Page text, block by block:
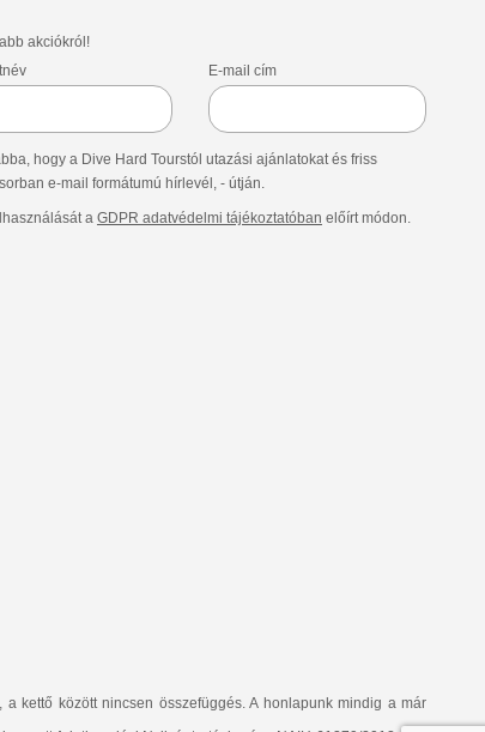
akciókról!
E-mail cím
hogy a Dive Hard Tourstól utazási ajánlatokat és friss
e-mail formátumú hírlevél, - útján.
a GDPR adatvédelmi tájékoztatóban előírt módon.
kettő között nincsen összefüggés. A honlapunk mindig a már